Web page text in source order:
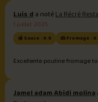
Luis da notéLa Récré
1 juillet 2025
🍯 Sauce : 9.9 🧀 Fromage :
Excellente
Jamel adam Abidi molina